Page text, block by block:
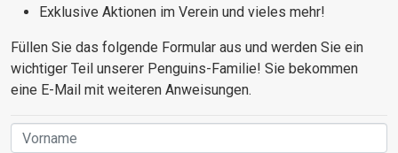
Exklusive Aktionen im Verein und vieles mehr!
Füllen Sie das folgende Formular aus und werden Sie ein
wichtiger Teil unserer Penguins-Familie! Sie bekommen
eine E-Mail mit weiteren Anweisungen.
Name